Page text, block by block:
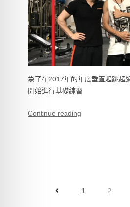
為了在2017年的年底垂直起跳超
開始進行基礎練習
Continue reading
文
1 2